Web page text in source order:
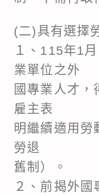
(二)具有選擇
１、115年1
業單位之外
國專業人才
雇主表
明繼續適用勞
勞退
舊制）。
２、前揭外國